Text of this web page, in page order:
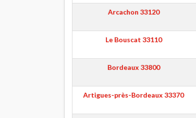
Arcachon 33120
Le Bouscat 33110
Bordeaux 33800
Artigues-près-Bordeaux 33370